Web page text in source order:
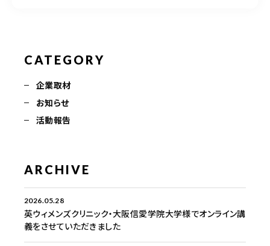
CATEGORY
企業取材
お知らせ
活動報告
ARCHIVE
2026.05.28
英ウィメンズクリニック・大阪信愛学院大学様でオンライン講
義をさせていただきました